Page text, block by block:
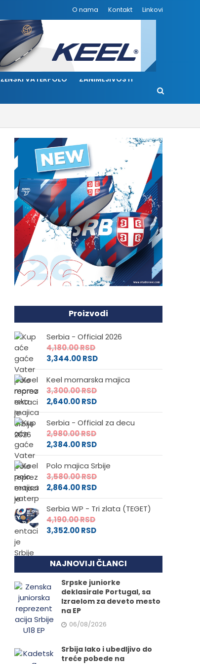
O nama Kontakt Linkovi
ŽENSKI VATERPOLO ZANIMLJIVOSTI
Proizvodi
Serbia - Official 2026
4,180.00RSD
3,344.00RSD
Keel mornarska majica
3,300.00RSD
2,640.00RSD
Serbia - Official za decu
2,980.00RSD
2,384.00RSD
Polo majica Srbije
3,580.00RSD
2,864.00RSD
Serbia WP - Tri zlata (TEGET)
4,190.00RSD
3,352.00RSD
NAJNOVIJI ČLANCI
Srpske juniorke
deklasirale Portugal, sa
Izraelom za deveto mesto
na EP
06/08/2026
Srbija lako i ubedljivo do
treće pobede na